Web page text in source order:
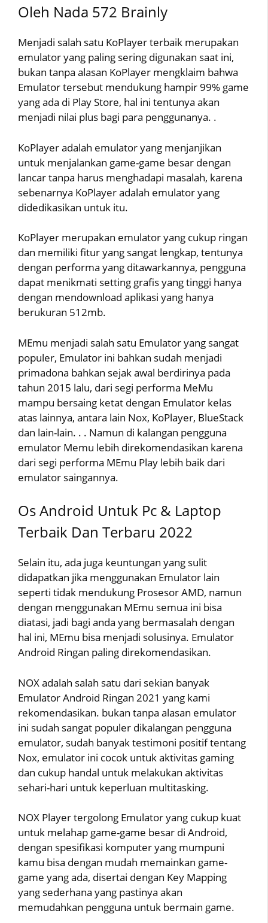
Oleh Nada 572 Brainly
Menjadi salah satu KoPlayer terbaik merupakan
emulator yang paling sering digunakan saat ini,
bukan tanpa alasan KoPlayer mengklaim bahwa
Emulator tersebut mendukung hampir 99% game
yang ada di Play Store, hal ini tentunya akan
menjadi nilai plus bagi para penggunanya. .
KoPlayer adalah emulator yang menjanjikan
untuk menjalankan game-game besar dengan
lancar tanpa harus menghadapi masalah, karena
sebenarnya KoPlayer adalah emulator yang
didedikasikan untuk itu.
KoPlayer merupakan emulator yang cukup ringan
dan memiliki fitur yang sangat lengkap, tentunya
dengan performa yang ditawarkannya, pengguna
dapat menikmati setting grafis yang tinggi hanya
dengan mendownload aplikasi yang hanya
berukuran 512mb.
MEmu menjadi salah satu Emulator yang sangat
populer, Emulator ini bahkan sudah menjadi
primadona bahkan sejak awal berdirinya pada
tahun 2015 lalu, dari segi performa MeMu
mampu bersaing ketat dengan Emulator kelas
atas lainnya, antara lain Nox, KoPlayer, BlueStack
dan lain-lain. . . Namun di kalangan pengguna
emulator Memu lebih direkomendasikan karena
dari segi performa MEmu Play lebih baik dari
emulator saingannya.
Os Android Untuk Pc & Laptop
Terbaik Dan Terbaru 2022
Selain itu, ada juga keuntungan yang sulit
didapatkan jika menggunakan Emulator lain
seperti tidak mendukung Prosesor AMD, namun
dengan menggunakan MEmu semua ini bisa
diatasi, jadi bagi anda yang bermasalah dengan
hal ini, MEmu bisa menjadi solusinya. Emulator
Android Ringan paling direkomendasikan.
NOX adalah salah satu dari sekian banyak
Emulator Android Ringan 2021 yang kami
rekomendasikan. bukan tanpa alasan emulator
ini sudah sangat populer dikalangan pengguna
emulator, sudah banyak testimoni positif tentang
Nox, emulator ini cocok untuk aktivitas gaming
dan cukup handal untuk melakukan aktivitas
sehari-hari untuk keperluan multitasking.
NOX Player tergolong Emulator yang cukup kuat
untuk melahap game-game besar di Android,
dengan spesifikasi komputer yang mumpuni
kamu bisa dengan mudah memainkan game-
game yang ada, disertai dengan Key Mapping
yang sederhana yang pastinya akan
memudahkan pengguna untuk bermain game.